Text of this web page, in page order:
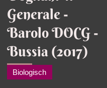
Generale -
Barolo DOCG -
Bussia (2017)
Biologisch